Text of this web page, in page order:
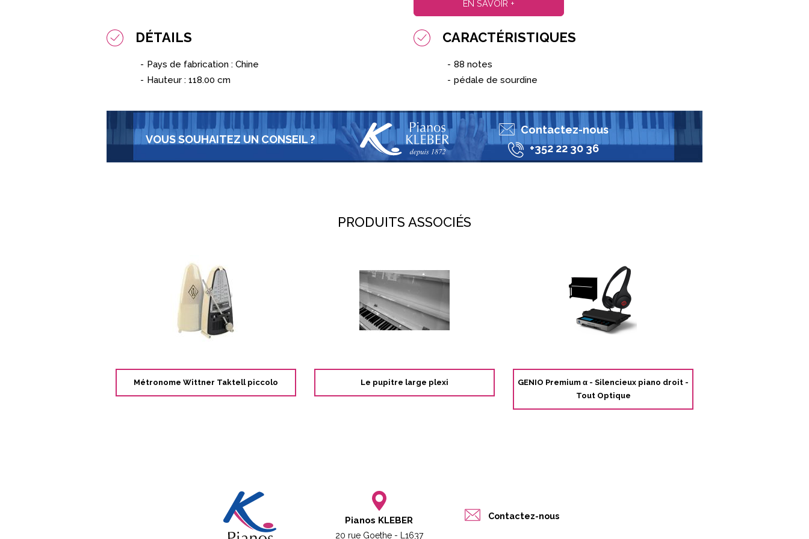
EN SAVOIR +
DÉTAILS
Pays de fabrication : Chine
Hauteur : 118.00 cm
CARACTÉRISTIQUES
88 notes
pédale de sourdine
VOUS SOUHAITEZ UN CONSEIL ?
Contactez-nous
+352 22 30 36
PRODUITS ASSOCIÉS
Métronome Wittner Taktell piccolo Le pupitre large plexi
GENIO Premium α - Silencieux piano droit -
Tout Optique
Pianos KLEBER
20 rue Goethe - L1637
Contactez-nous